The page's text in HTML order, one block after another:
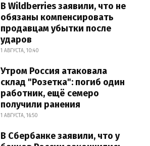
В Wildberries заявили, что не
обязаны компенсировать
продавцам убытки после
ударов
1 АВГУСТА, 10:40
Утром Россия атаковала
склад "Розетка": погиб один
работник, ещё семеро
получили ранения
1 АВГУСТА, 16:50
В Сбербанке заявили, что у